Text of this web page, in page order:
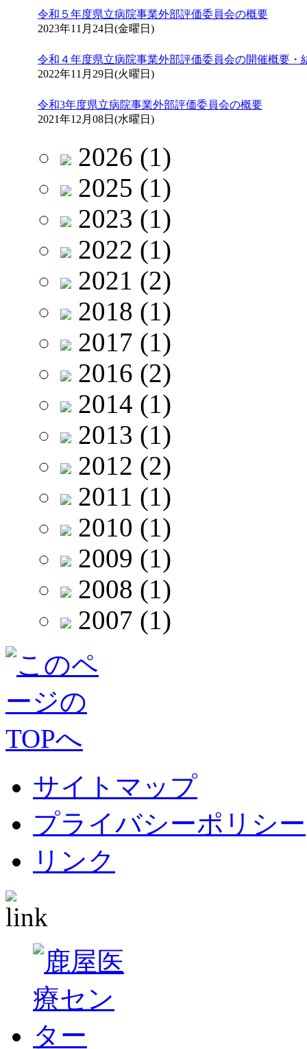
令和５年度県立病院事業外部評価委員会の概要
2023年11月24日(金曜日)
令和４年度県立病院事業外部評価委員会の開催概要・
2022年11月29日(火曜日)
令和3年度県立病院事業外部評価委員会の概要
2021年12月08日(水曜日)
2026 (1)
2025 (1)
2023 (1)
2022 (1)
2021 (2)
2018 (1)
2017 (1)
2016 (2)
2014 (1)
2013 (1)
2012 (2)
2011 (1)
2010 (1)
2009 (1)
2008 (1)
2007 (1)
サイトマップ
プライバシーポリシー
リンク